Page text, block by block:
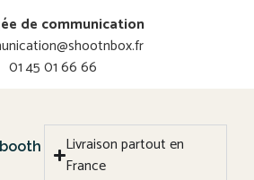
de communication
01 45 01 66 66
Livraison partout en
France